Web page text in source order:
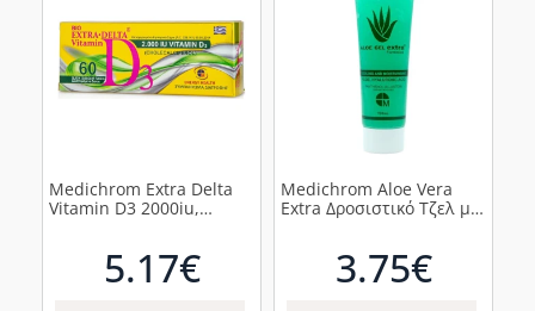
Medichrom Extra Delta
Vitamin D3 2000iu,
5.17€
Medichrom Aloe Vera
Extra Δροσιστικό Τζελ με
3.75€